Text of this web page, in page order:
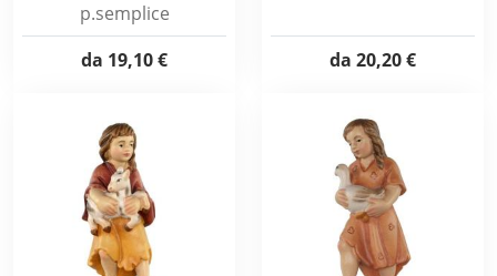
p.semplice
da 19,10 € da 20,20 €